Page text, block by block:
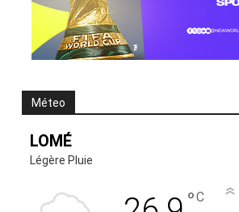
Méteo
LOMÉ
Légère Pluie
°C